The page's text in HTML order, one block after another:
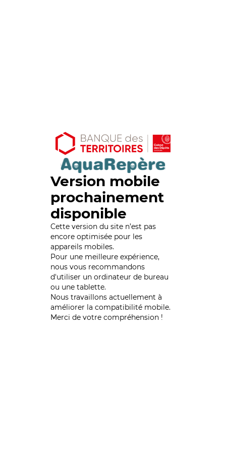
Version mobile
prochainement
disponible
Cette version du site n’est pas
encore optimisée pour les
appareils mobiles.
Pour une meilleure expérience,
nous vous recommandons
d'utiliser un ordinateur de bureau
ou une tablette.
Nous travaillons actuellement à
améliorer la compatibilité mobile.
Merci de votre compréhension !